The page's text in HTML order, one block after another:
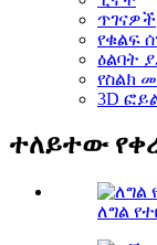
ጥገናዎች
የቁልፍ
ዕልባት
የስልክ
3D
ተለይተው
ለግል